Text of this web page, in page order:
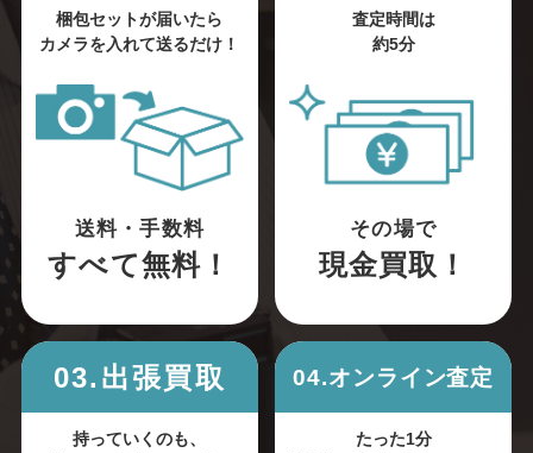
梱包セットが届いたら
カメラを入れて送るだけ！
送料・手数料
すべて無料！
査定時間は
約5分
その場で
現金買取！
03.出張買取
持っていくのも、
04.オンライン査定
たった1分